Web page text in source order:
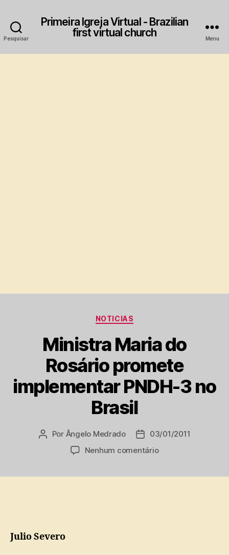
Pesquisar
Primeira Igreja Virtual - Brazilian
first virtual church
Menu
Categorias
NOTICIAS
Ministra Maria do
Rosário promete
implementar PNDH-3 no
Brasil
Autor
Por Ângelo Medrado
Data
de
03/01/2011
Nenhum comentárioem
Julio Severo